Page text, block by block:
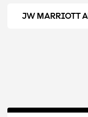
JW MARRIOTT